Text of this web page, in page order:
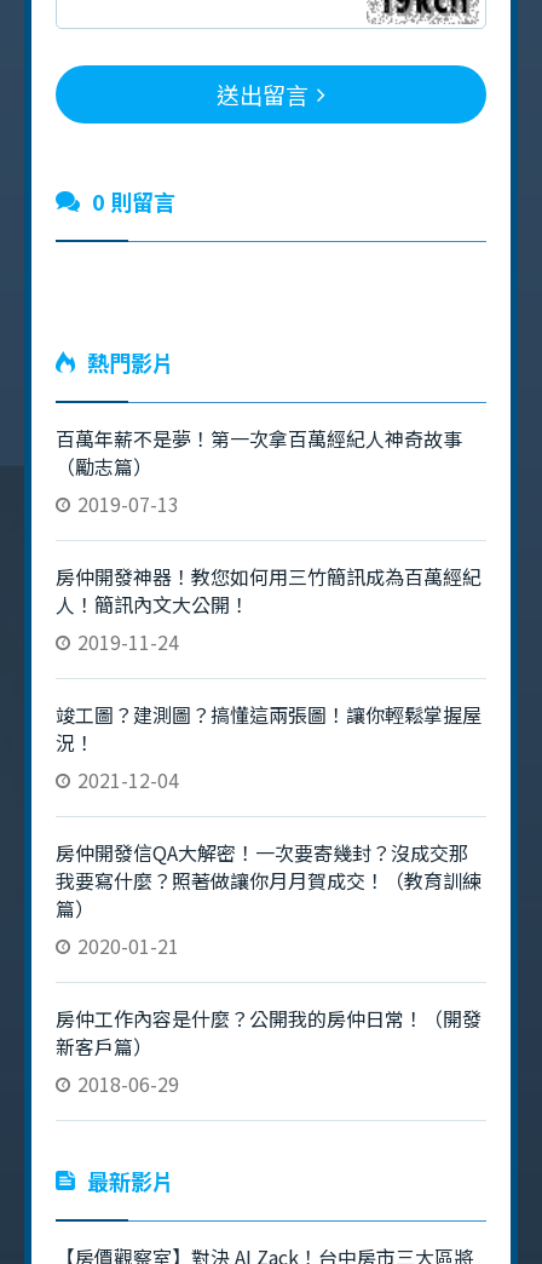
送出留言
0 則留言
熱門影片
百萬年薪不是夢！第一次拿百萬經紀人神奇故事
（勵志篇）
2019-07-13
房仲開發神器！教您如何用三竹簡訊成為百萬經紀
人！簡訊內文大公開！
2019-11-24
竣工圖？建測圖？搞懂這兩張圖！讓你輕鬆掌握屋
況！
2021-12-04
房仲開發信QA大解密！一次要寄幾封？沒成交那
我要寫什麼？照著做讓你月月賀成交！（教育訓練
篇）
2020-01-21
房仲工作內容是什麼？公開我的房仲日常！（開發
新客戶篇）
2018-06-29
最新影片
【房價觀察室】對決 AI Zack！台中房市三大區將